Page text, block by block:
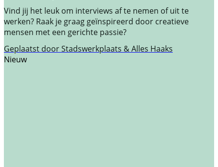
Vind jij het leuk om interviews af te nemen of uit te
werken? Raak je graag geïnspireerd door creatieve
mensen met een gerichte passie?
Geplaatst doorStadswerkplaats & Alles Haaks
Nieuw